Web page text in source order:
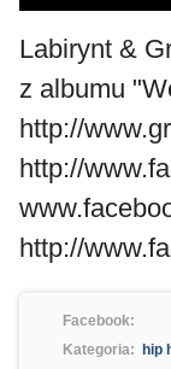
Labirynt &
z albumu
http://
http://
http://
Facebook:
Kategoria:
hip